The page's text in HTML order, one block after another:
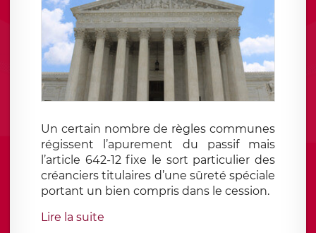
Un certain nombre de règles communes
régissent l’apurement du passif mais
l’article 642-12 fixe le sort particulier des
créanciers titulaires d’une sûreté spéciale
portant un bien compris dans le cession.
Lire la suite